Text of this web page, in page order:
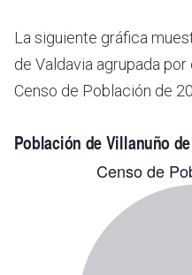
La siguiente gráfica
de Valdavia agrupada
Censo de Población de